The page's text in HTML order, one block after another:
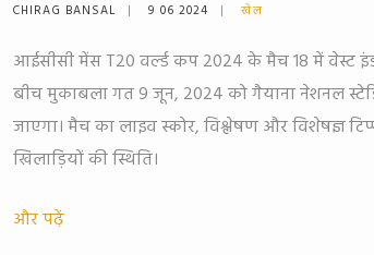
CHIRAG BANSAL 9 06 2024 खेल
आईसीसी मेंस T20 वर्ल्ड कप 2024 के मैच 18 में वेस्ट
बीच मुकाबला गत 9 जून, 2024 को गैयाना नेशनल
जाएगा। मैच का लाइव स्कोर, विश्लेषण और विशेषज्ञ
खिलाड़ियों की स्थिति।
और पढ़ें